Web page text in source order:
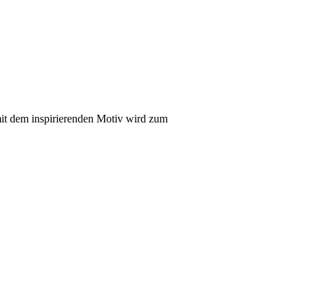
dem inspirierenden Motiv wird zum